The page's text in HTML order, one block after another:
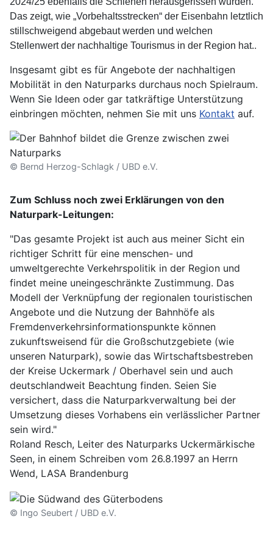
Das zeigt, wie „Vorbehaltsstrecken“ der Eisenbahn letztlich
stillschweigend abgebaut werden und welchen
Stellenwert der nachhaltige Tourismus in der Region hat..
Insgesamt gibt es für Angebote der nachhaltigen
Mobilität in den Naturparks durchaus noch Spielraum.
Wenn Sie Ideen oder gar tatkräftige Unterstützung
einbringen möchten, nehmen Sie mit uns Kontakt auf.
© Bernd Herzog-Schlagk / UBD e.V.
Zum Schluss noch zwei Erklärungen von den
Naturpark-Leitungen:
"Das gesamte Projekt ist auch aus meiner Sicht ein
richtiger Schritt für eine menschen- und
umweltgerechte Verkehrspolitik in der Region und
findet meine uneingeschränkte Zustimmung. Das
Modell der Verknüpfung der regionalen touristischen
Angebote und die Nutzung der Bahnhöfe als
Fremdenverkehrsinformationspunkte können
zukunftsweisend für die Großschutzgebiete (wie
unseren Naturpark), sowie das Wirtschaftsbestreben
der Kreise Uckermark / Oberhavel sein und auch
deutschlandweit Beachtung finden. Seien Sie
versichert, dass die Naturparkverwaltung bei der
Umsetzung dieses Vorhabens ein verlässlicher Partner
sein wird."
Roland Resch, Leiter des Naturparks Uckermärkische
Seen, in einem Schreiben vom 26.8.1997 an Herrn
Wend, LASA Brandenburg
© Ingo Seubert / UBD e.V.